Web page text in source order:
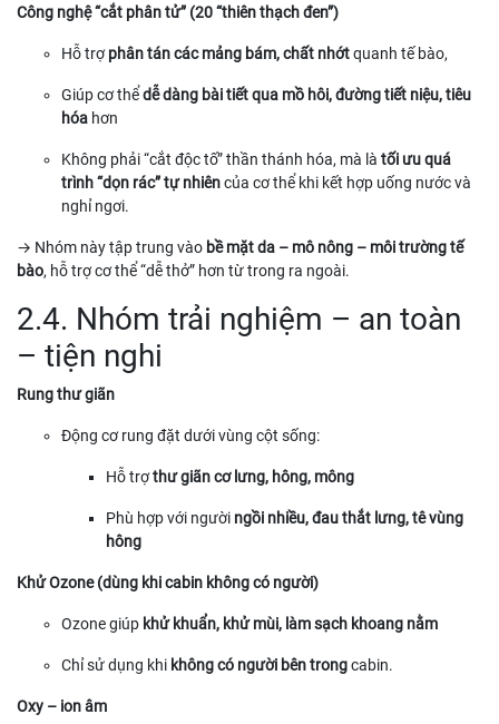
Công nghệ “cắt phân tử” (20 “thiên thạch đen”)
Hỗ trợphân tán các mảng bám, chất nhớtquanh tế bào,
Giúp cơ thểdễ dàng bài tiết qua mồ hôi, đường tiết niệu, tiêu
hóa hơn
Không phải “cắt độc tố” thần thánh hóa, mà là tối ưu quá
trình “dọn rác” tự nhiêncủa cơ thể khi kết hợp uống nước và
nghỉ ngơi.
→ Nhóm này tập trung vào bề mặt da – mô nông – môi trường tế
bào, hỗ trợ cơ thể “dễ thở” hơn từ trong ra ngoài.
2.4. Nhóm trải nghiệm – an toàn
– tiện nghi
Rung thư giãn
Động cơ rung đặt dưới vùng cột sống:
Hỗ trợthư giãn cơ lưng, hông, mông
Phù hợp với người ngồi nhiều, đau thắt lưng, tê vùng
hông
Khử Ozone (dùng khi cabin không có người)
Ozone giúp khử khuẩn, khử mùi, làm sạch khoang nằm
Chỉ sử dụng khi không có người bên trongcabin.
Oxy – ion âm